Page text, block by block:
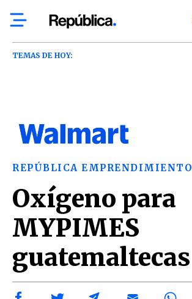
TEMAS DE HOY:
REPÚBLICA EMPRENDIMIENTO
Oxígeno para
MYPIMES
guatemaltecas